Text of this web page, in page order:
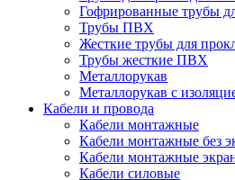
Гофрированные трубы
Трубы ПВХ
Жесткие трубы для
Трубы жесткие ПВХ
Металлорукав
Металлорукав с
Кабели и провода
Кабели монтажные
Кабели монтажные без
Кабели монтажные
Кабели силовые